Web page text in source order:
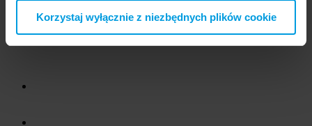
Korzystaj wyłącznie z niezbędnych plików cookie